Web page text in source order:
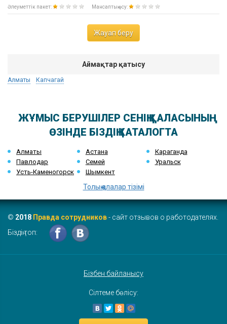
Әлеуметтік пакет:
Мансаптық өсу:
Жауап беру
Аймақтар қатысу
Алматы Капчагай
ЖҰМЫС БЕРУШІЛЕР СЕНІҢ ҚАЛАСЫНЫҢ
ӨЗІНДЕ БІЗДІҢ КАТАЛОГТА
Алматы Астана
Караганда
Павлодар
Семей
Уральск
Усть-Каменогорск
Шымкент
Толық қалалар тізімі
© 2018 Правда сотрудников- сайт отзывов о работодателях.
Біздің топ:
Бізбен байланысу
Сілтеме бөлісу: